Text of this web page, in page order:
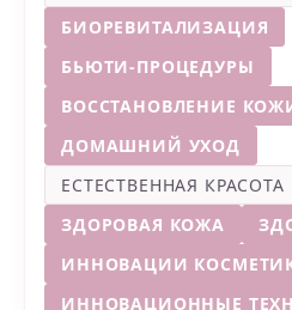
БИОРЕВИТАЛИЗАЦИЯ
БЬЮТИ-ПРОЦЕДУРЫ
ВОССТАНОВЛЕНИЕ
ДОМАШНИЙ УХОД
ЕСТЕСТВЕННАЯ КРАСОТА
ЗДОРОВАЯ КОЖА
ИННОВАЦИИ
ИННОВАЦИОННЫЕ